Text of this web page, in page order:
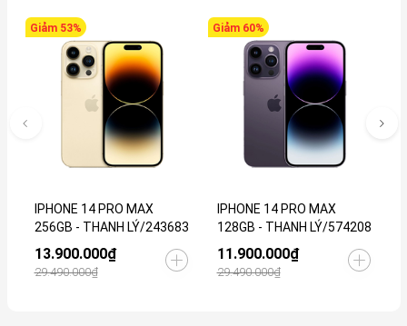
Giảm 53%
IPHONE 14 PRO MAX
256GB - THANH LÝ/243683
13.900.000₫
29.490.000₫
Giảm 60%
IPHONE 14 PRO MAX
128GB - THANH LÝ/574208
11.900.000₫
29.490.000₫